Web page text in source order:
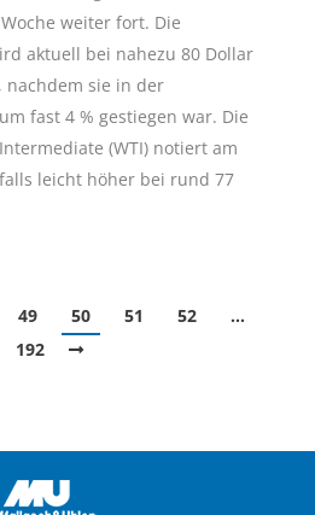
weiter fort. Die
aktuell bei nahezu 80 Dollar
nachdem sie in der
fast 4 % gestiegen war. Die
(WTI) notiert am
leicht höher bei rund 77
49 50 51 52
…
192